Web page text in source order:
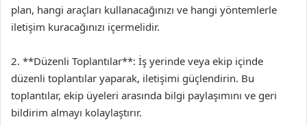
plan, hangi araçları kullanacağınızı ve hangi yöntemlerle
iletişim kuracağınızı içermelidir.
2. **Düzenli Toplantılar**: İş yerinde veya ekip içinde
düzenli toplantılar yaparak, iletişimi güçlendirin. Bu
toplantılar, ekip üyeleri arasında bilgi paylaşımını ve geri
bildirim almayı kolaylaştırır.